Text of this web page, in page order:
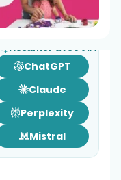
6 minutes de lecture
Résumer avec l’IA
ChatGPT
Claude
Perplexity
Mistral